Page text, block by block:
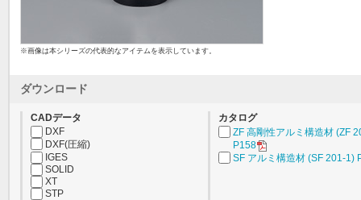
※画像は本シリーズの代表的なアイテムを表示しています。
ダウンロード
CADデータ
DXF
DXF(圧縮)
IGES
SOLID
XT
STP
カタログ
ZF 高剛性アルミ構造材 (ZF
P158
SF アルミ構造材 (SF 201-1)